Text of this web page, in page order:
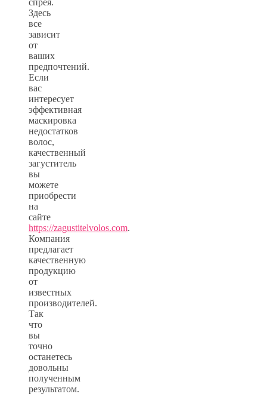
Здесь
все
зависит
от
ваших
предпочтений.
Если
вас
интересует
эффективная
маскировка
недостатков
волос,
качественный
загуститель
вы
можете
приобрести
на
сайте
https://zagustitelvolos.com.
Компания
предлагает
качественную
продукцию
от
известных
производителей.
Так
что
вы
точно
останетесь
довольны
полученным
результатом.